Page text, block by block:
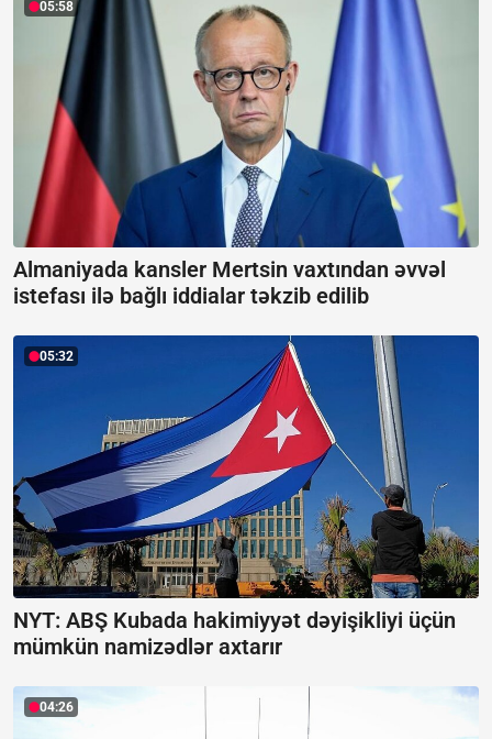
05:58
Almaniyada kansler Mertsin vaxtından əvvəl
istefası ilə bağlı iddialar təkzib edilib
05:32
NYT: ABŞ Kubada hakimiyyət dəyişikliyi üçün
mümkün namizədlər axtarır
04:26